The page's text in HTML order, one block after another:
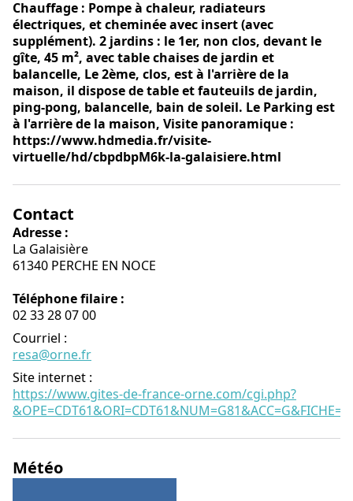
Chauffage : Pompe à chaleur, radiateurs
électriques, et cheminée avec insert (avec
supplément). 2 jardins : le 1er, non clos, devant le
gîte, 45 m², avec table chaises de jardin et
balancelle, Le 2ème, clos, est à l'arrière de la
maison, il dispose de table et fauteuils de jardin,
ping-pong, balancelle, bain de soleil. Le Parking est
à l'arrière de la maison, Visite panoramique :
https://www.hdmedia.fr/visite-
virtuelle/hd/cbpdbpM6k-la-galaisiere.html
Contact
Adresse :
La Galaisière
61340 PERCHE EN NOCE
Téléphone filaire :
02 33 28 07 00
Courriel :
resa@orne.fr
Site internet :
https://www.gites-de-france-orne.com/cgi.php?
Météo